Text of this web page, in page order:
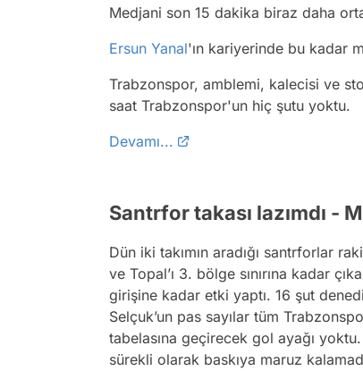
Medjani son 15 dakika biraz daha
Ersun Yanal'ın kariyerinde bu kadar
Trabzonspor, amblemi, kalecisi ve
saat Trabzonspor'un hiç şutu yoktu.
Devamı...
Santrfor takası lazımdı -
Dün iki takımın aradığı santrforlar
ve Topal’ı 3. bölge sınırına kadar
girişine kadar etki yaptı. 16 şut
Selçuk’un pas sayılar tüm
tabelasına geçirecek gol ayağı yoktu.
sürekli olarak baskıya maruz